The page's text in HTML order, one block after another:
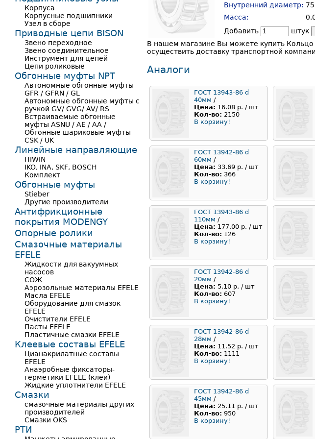
Внутренний диаметр:
Масса:
Добавить
штук
В нашем магазине Вы можете купить
осуществить доставку транспортной
Аналоги
ГОСТ 13943-86 d
40мм /
Цена: 16.08 р. / шт
Кол-во: 2150
В корзину!
ГОСТ 13942-86 d
60мм /
Цена: 33.69 р. / шт
Кол-во: 366
В корзину!
ГОСТ 13943-86 d
110мм /
Цена: 177.00 р. / шт
Кол-во: 126
В корзину!
ГОСТ 13942-86 d
20мм /
Цена: 5.10 р. / шт
Кол-во: 607
В корзину!
ГОСТ 13942-86 d
28мм /
Цена: 11.52 р. / шт
Кол-во: 1111
В корзину!
ГОСТ 13942-86 d
45мм /
Цена: 25.11 р. / шт
Кол-во: 950
В корзину!
Корпуса
Корпусные подшипники
Узел в сборе
Приводные цепи BISON
Звено переходное
Звено соединительное
Инструмент для цепей
Цепи роликовые
Обгонные муфты NPT
Автономные обгонные муфты
GFR / GFRN / GL
Автономные обгонные муфты с
ручкой GV/ GVG/ AV/ RS
Встраиваемые обгонные
муфты ASNU / AE / AA /
Обгонные шариковые муфты
CSK / UK
Линейные направляющие
HIWIN
IKO, INA, SKF, BOSCH
Комплект
Обгонные муфты
Stieber
Другие производители
Антифрикционные
покрытия MODENGY
Опорные ролики
Смазочные материалы
EFELE
Жидкости для вакуумных
насосов
СОЖ
Аэрозольные материалы EFELE
Масла EFELE
Оборудование для смазок
EFELE
Очистители EFELE
Пасты EFELE
Пластичные смазки EFELE
Клеевые составы EFELE
Цианакрилатные составы
EFELE
Анаэробные фиксаторы-
герметики EFELE (клеи)
Жидкие уплотнители EFELE
Смазки
смазочные материалы других
производителей
Смазки OKS
РТИ